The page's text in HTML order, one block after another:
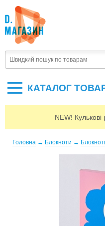
КАТАЛОГ
NEW! Кулькові
Головна → Блокноти →